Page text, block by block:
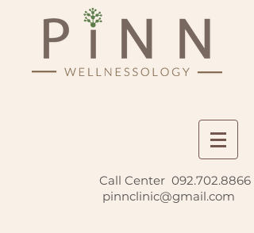
Call Center 092.702.8866
pinnclinic@gmail.com